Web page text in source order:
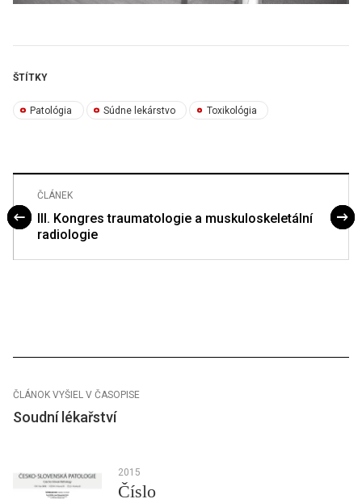
ŠTÍTKY
Patológia Súdne lekárstvo Toxikológia
ČLÁNEK
III. Kongres traumatologie a muskuloskeletální
radiologie
ČLÁNOK VYŠIEL V ČASOPISE
Soudní lékařství
2015
Číslo